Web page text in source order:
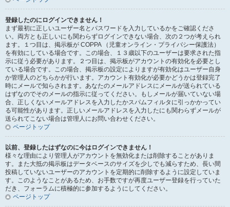
登録したのにログインできません！
まず最初に正しいユーザー名とパスワードを入力しているかをご確認くださ
い。両方とも正しいにも関わらずログインできない場合、次の２つが考えられ
ます。１つ目は、掲示板が COPPA （児童オンライン・プライバシー保護法）
を有効にしている場合です。この場合、１３歳以下のユーザーは要求された指
示に従う必要があります。２つ目は、掲示板がアカウントの有効化を必要とし
ている場合です。この場合、掲示板の設定によりますが有効化はユーザー自身
か管理人のどちらかが行います。アカウント有効化が必要かどうかは登録完了
時にメールで知らされます。あなたのメールアドレスにメールが送られている
はずなのでそのメールの指示に従ってください。もしメールが届いていない場
合、正しくないメールアドレスを入力したかスパムフィルタに引っかかってい
る可能性があります。正しいメールアドレスを入力したにも関わらずメールが
送られてこない場合は管理人にお問い合わせください。
ページトップ
以前、登録したはずなのに今はログインできません！
様々な理由により管理人がアカウントを無効化または削除することがありま
す。また大抵の掲示板はデータベースのサイズを少しでも減らすため、長い間
投稿していないユーザーのアカウントを定期的に削除するように設定していま
す。このようなことがあるため、お手数ですが再度ユーザー登録を行っていた
だき、フォーラムに積極的に参加するようにしてください。
ページトップ